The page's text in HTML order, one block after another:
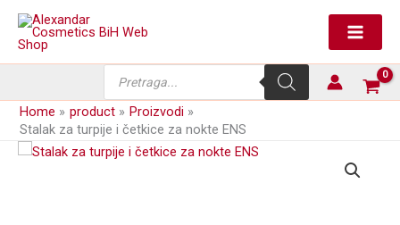
Skip
content
search
Home product
Proizvodi
Stalak za turpije i četkice za nokte ENS
i
četkice
za
količina